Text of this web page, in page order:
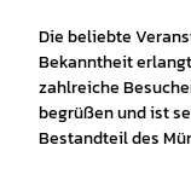
Die beliebte
Bekanntheit
zahlreiche
begrüßen und ist
Bestandteil des